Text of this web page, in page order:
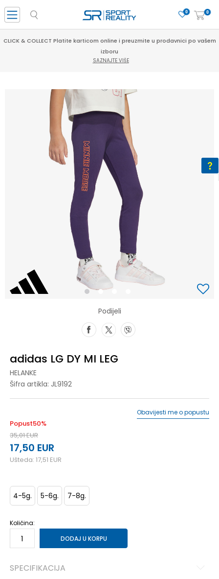
0
0
CLICK & COLLECT Platite karticom online i preuzmite u prodavnici po vašem
izboru
SAZNAJTE VIŠE
1 2
Podijeli
adidas LG DY MI LEG
HELANKE
Šifra artikla: JL9192
Popust50%
35,01EUR
17,50 EUR
Ušteda: 17,51 EUR
Obavijesti me o popustu
4-5g. 5-6g. 7-8g.
Količina:
DODAJ U KORPU
SPECIFIKACIJA